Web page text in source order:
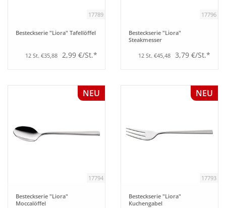
17789
Besteckserie "Liora" Tafellöffel
12 St. €35,88 2,99 €/St.*
17796
Besteckserie "Liora"
Steakmesser
12 St. €45,48 3,79 €/St.*
NEU
17794
Besteckserie "Liora"
Moccalöffel
NEU
17793
Besteckserie "Liora"
Kuchengabel